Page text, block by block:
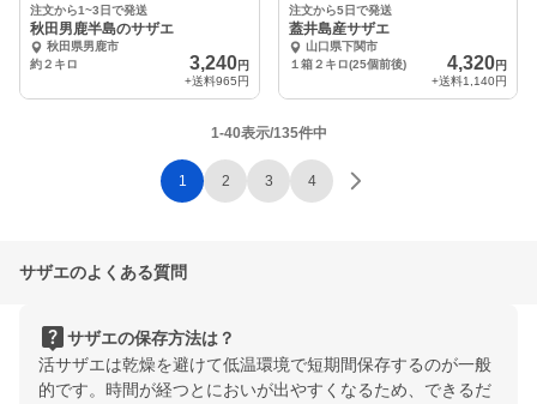
注文から1~3日で発送
秋田男鹿半島のサザエ
秋田県男鹿市
約２キロ
3,240円
+送料965円
注文から5日で発送
蓋井島産サザエ
山口県下関市
１箱２キロ(25個前後)
4,320円
+送料1,140円
1-40表示/135件中
1 2 3 4
サザエのよくある質問
live_helpサザエの保存方法は？
活サザエは乾燥を避けて低温環境で短期間保存するのが一般
的です。時間が経つとにおいが出やすくなるため、できるだ